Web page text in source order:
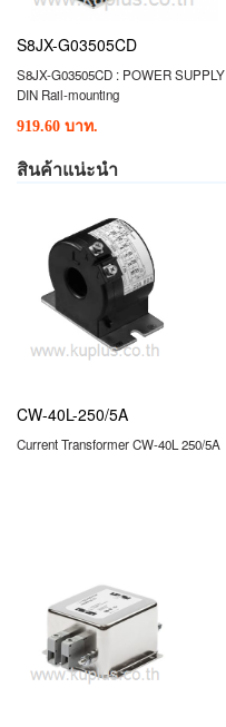
S8JX-G03505CD
S8JX-G03505CD : POWER SUPPLY
DIN Rail-mounting
919.60 บาท.
สินค้าแน่ะนำ
CW-40L-250/5A
Current Transformer CW-40L 250/5A